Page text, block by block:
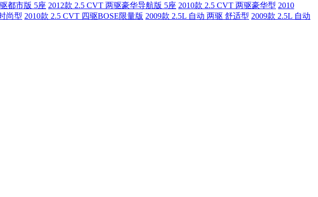
都市版 5座 2012款 2.5 CVT 两驱豪华导航版 5座 2010款 2.5 CVT 两驱豪华型 2010
尚型 2010款 2.5 CVT 四驱BOSE限量版 2009款 2.5L 自动 两驱 舒适型 2009款 2.5L 自动